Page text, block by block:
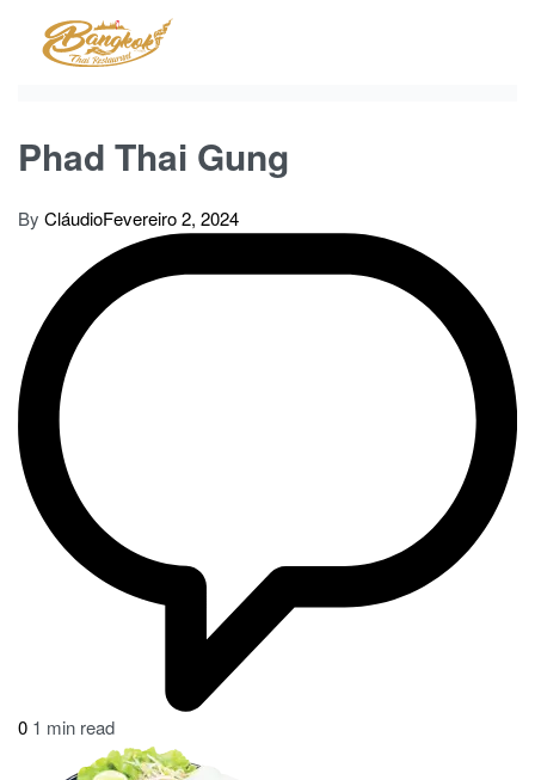
Phad Thai Gung
By CláudioFevereiro 2, 2024
0 on
1 min read